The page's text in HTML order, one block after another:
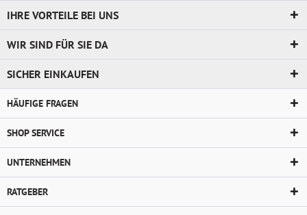
IHRE VORTEILE BEI UNS
WIR SIND FÜR SIE DA
SICHER EINKAUFEN
HÄUFIGE FRAGEN
SHOP SERVICE
UNTERNEHMEN
RATGEBER